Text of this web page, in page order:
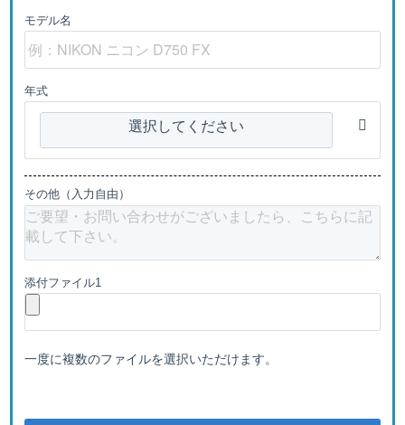
モデル名
年式
選択してください
その他（入力自由）
添付ファイル1
一度に複数のファイルを選択いただけます。